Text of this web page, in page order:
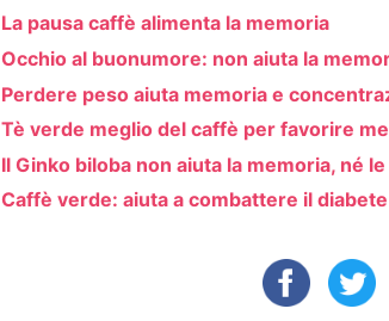
La pausa caffè alimenta la memoria
Occhio al buonumore: non aiuta la
Perdere peso aiuta memoria e
Tè verde meglio del caffè per favorire
Il Ginko biloba non aiuta la memoria, né
Caffè verde: aiuta a combattere il diabete